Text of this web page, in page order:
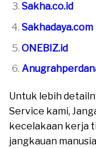
Sakha.co.id
Sakhadaya.com
ONEBIZ.id
Untuk lebih
Service kami,
kecelakaan kerja
jangkauan